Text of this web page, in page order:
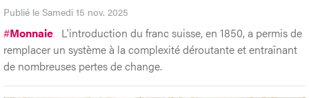
Publié le Samedi 15 nov. 2025
#Monnaie L'introduction du franc suisse, en 1850, a permis de
remplacer un système à la complexité déroutante et entraînant
de nombreuses pertes de change.